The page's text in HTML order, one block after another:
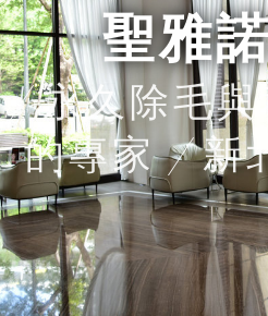
聖雅
| 永久除毛與
的專家 | 新